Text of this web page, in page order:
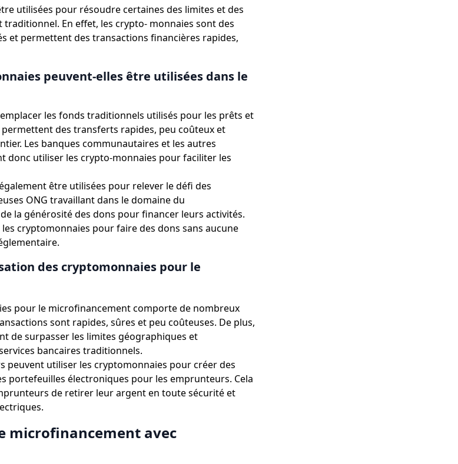
utilisées pour résoudre certaines des limites et des
En effet, les crypto- monnaies sont des
et permettent des transactions financières rapides,
peuvent-elles être utilisées dans le
les fonds traditionnels utilisés pour les prêts et
des transferts rapides, peu coûteux et
Les banques communautaires et les autres
donc utiliser les crypto-monnaies pour faciliter les
être utilisées pour relever le défi des
ONG travaillant dans le domaine du
la générosité des dons pour financer leurs activités.
cryptomonnaies pour faire des dons sans aucune
des cryptomonnaies pour le
pour le microfinancement comporte de nombreux
sont rapides, sûres et peu coûteuses. De plus,
de surpasser les limites géographiques et
bancaires traditionnels.
peuvent utiliser les cryptomonnaies pour créer des
portefeuilles électroniques pour les emprunteurs. Cela
de retirer leur argent en toute sécurité et
microfinancement avec